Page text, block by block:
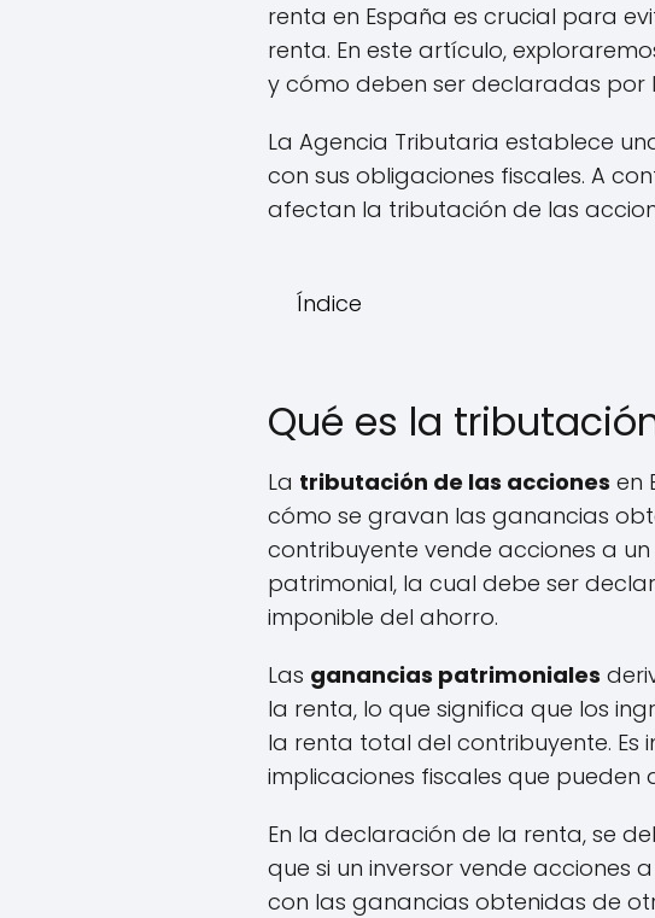
renta en España es crucial para
renta. En este artículo,
y cómo deben ser declaradas por
La Agencia Tributaria establece
con sus obligaciones fiscales. A
afectan la tributación de las
Índice
Qué es la
La tributación de las acciones en
cómo se gravan las ganancias
contribuyente vende acciones a
patrimonial, la cual debe ser
imponible del ahorro.
Las ganancias patrimoniales
la renta, lo que significa que los
la renta total del contribuyente.
implicaciones fiscales que
En la declaración de la renta, se
que si un inversor vende
con las ganancias obtenidas de